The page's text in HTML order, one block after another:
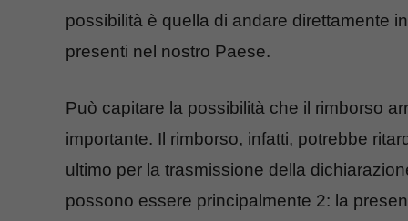
possibilità è quella di andare direttamente
presenti nel nostro Paese.
Può capitare la possibilità che il rimborso
importante. Il rimborso, infatti, potrebbe
ultimo per la trasmissione della
possono essere principalmente 2: la